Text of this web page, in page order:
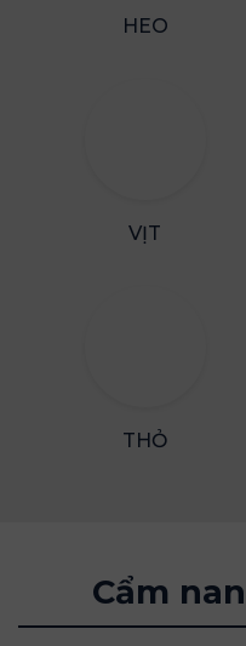
HEO
VỊT
THỎ
Cẩm